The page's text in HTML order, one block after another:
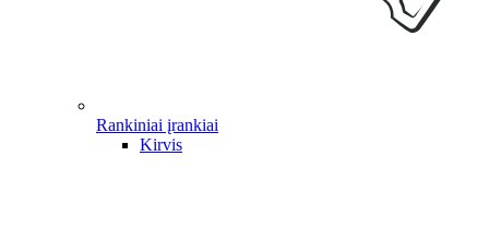
Rankiniai įrankiai
Kirvis